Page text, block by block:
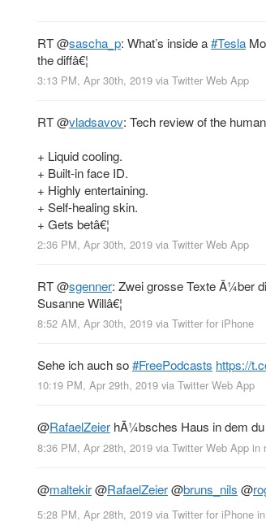
RT@sascha_p: What’s inside a#Tesla
the diffâ€¦
3:13 PM, Apr 30th, 2019 via Twitter Web App
RT@vladsavov: Tech review of the
+ Liquid cooling.
+ Built-in face ID.
+ Highly entertaining.
+ Self-healing skin.
+ Gets betâ€¦
2:36 PM, Apr 30th, 2019 via Twitter Web App
RT@sgenner: Zwei grosse Texte Ã¼ber
Susanne Willâ€¦
8:52 AM, Apr 30th, 2019 via Twitter for iPhone
Sehe ich auch so#FreePodcasts https://
10:19 PM, Apr 29th, 2019 via Twitter Web App
@RafaelZeier hÃ¼bsches Haus in dem
8:36 PM, Apr 28th, 2019 via Twitter Web App in
@maltekir@RafaelZeier@bruns_nils @
5:28 PM, Apr 28th, 2019 via Twitter for iPhone